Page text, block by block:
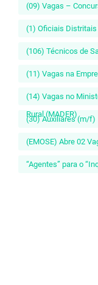
(09) Vagas –
(1) Oficiais
(106) Técnicos de
(11) Vagas na
(14) Vagas no
Rural (MADER)
(30) Auxiliares (m/f)
(EMOSE) Abre 02
“Agentes” para o